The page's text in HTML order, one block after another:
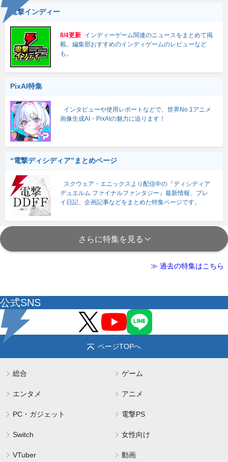
電撃インディー
8/4更新 インディーゲーム関連のニュースをまとめて掲
載。編集部おすすめのインディゲームのレビューなど
も。
PixAI特集
インタビューや使用レポートなどで、世界No.1アニメ
画像生成AI・PixAIの魅力に迫ります！
“電撃ディシディア”まとめページ
スクウェア・エニックスより配信中の『ディシディア
デュエルム ファイナルファンタジー』最新情報、プレ
イ日記、企画記事などをまとめた特集ページです。
さらに特集を見る
≫ 過去の特集はこちら
公式SNS
ページTOPへ
総合 ゲーム
エンタメ アニメ
PC・ガジェット 電撃PS
Switch 女性向け
VTuber 動画